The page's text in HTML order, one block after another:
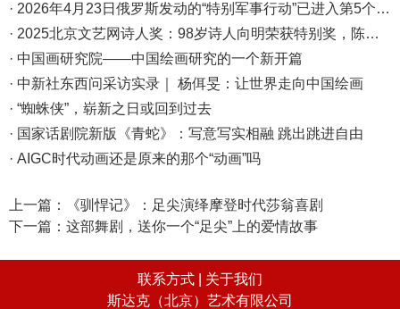
· 2026年4月23日俄罗斯发动的“特别军事行动”已进入第5个年头，俄乌局势最新综述
· 2025北京文艺网诗人奖：98岁诗人向明荣获特别奖，陈东东荣获诗人奖，茱萸荣获年度诗人奖！
· 中国画研究院——中国绘画研究的一个新开篇
· 中新社东西问采访实录｜ 杨佴旻：让世界走向中国绘画
· “蜘蛛侠”，崭新之日或回到过去
· 国家话剧院新版《青蛇》：写意写实相融 跳出跳进自由
· AIGC时代动画还是原来的那个“动画”吗
上一篇：
《驯悍记》：足尖演绎摩登时代莎翁喜剧
下一篇： 这部舞剧，送你一个“足尖”上的爱情故事
联系方式 | 关于我们
斯达克（北京）艺术有限公司